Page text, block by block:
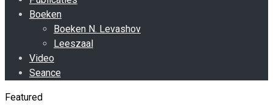
Boeken
Boeken N. Levashov
Leeszaal
Video
Seance
Featured